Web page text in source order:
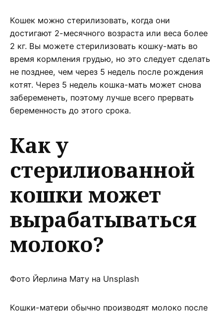
Кошек можно стерилизовать, когда они
достигают 2-месячного возраста или веса более
2 кг. Вы можете стерилизовать кошку-мать во
время кормления грудью, но это следует сделать
не позднее, чем через 5 недель после рождения
котят. Через 5 недель кошка-мать может снова
забеременеть, поэтому лучше всего прервать
беременность до этого срока.
Как у
стерилиованной
кошки может
вырабатываться
молоко?
Фото Йерлина Мату на Unsplash
Кошки-матери обычно производят молоко после